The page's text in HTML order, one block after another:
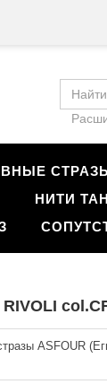
НИТИ
ASFOUR